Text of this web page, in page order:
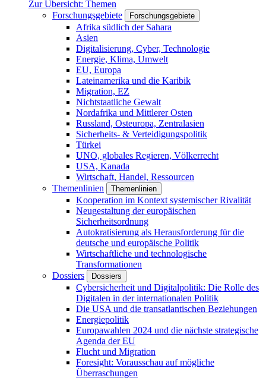
Zur Übersicht: Themen
Forschungsgebiete
Forschungsgebiete
Afrika südlich der Sahara
Asien
Digitalisierung, Cyber, Technologie
Energie, Klima, Umwelt
EU, Europa
Lateinamerika und die Karibik
Migration, EZ
Nichtstaatliche Gewalt
Nordafrika und Mittlerer Osten
Russland, Osteuropa, Zentralasien
Sicherheits- & Verteidigungspolitik
Türkei
UNO, globales Regieren, Völkerrecht
USA, Kanada
Wirtschaft, Handel, Ressourcen
Themenlinien
Themenlinien
Kooperation im Kontext systemischer Rivalität
Neugestaltung der europäischen
Sicherheitsordnung
Autokratisierung als Herausforderung für die
deutsche und europäische Politik
Wirtschaftliche und technologische
Transformationen
Dossiers
Dossiers
Cybersicherheit und Digitalpolitik: Die Rolle des
Digitalen in der internationalen Politik
Die USA und die transatlantischen Beziehungen
Energiepolitik
Europawahlen 2024 und die nächste strategische
Agenda der EU
Flucht und Migration
Foresight: Vorausschau auf mögliche
Überraschungen